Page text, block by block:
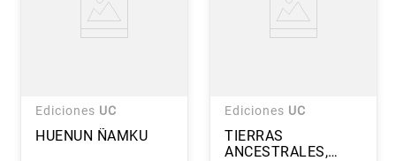
Ediciones UC
HUENUN ÑAMKU
Ediciones UC
TIERRAS
ANCESTRALES,